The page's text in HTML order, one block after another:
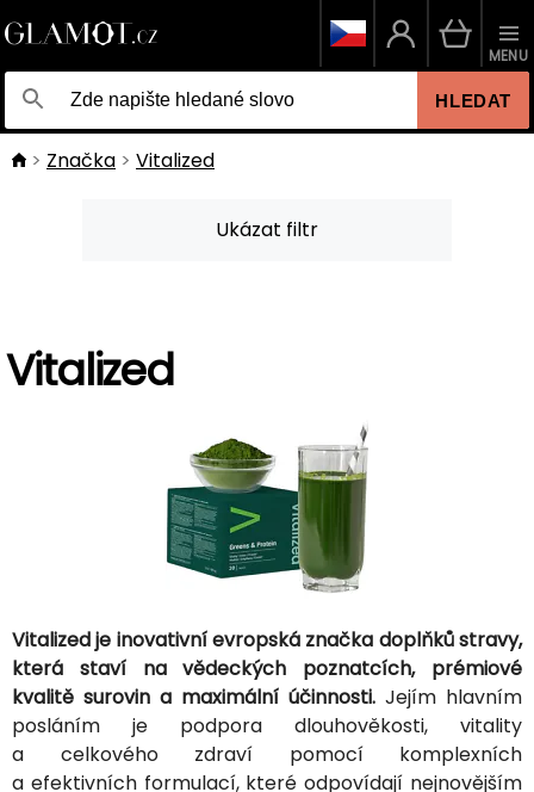
HLEDAT
MENU
Značka Vitalized
Ukázat filtr
Vitalized
Vitalized je inovativní evropská značka doplňků stravy,
která staví na vědeckých poznatcích, prémiové
kvalitě surovin a maximální účinnosti. Jejím hlavním
posláním je podpora dlouhověkosti, vitality
a celkového zdraví pomocí komplexních
a efektivních formulací, které odpovídají nejnovějším